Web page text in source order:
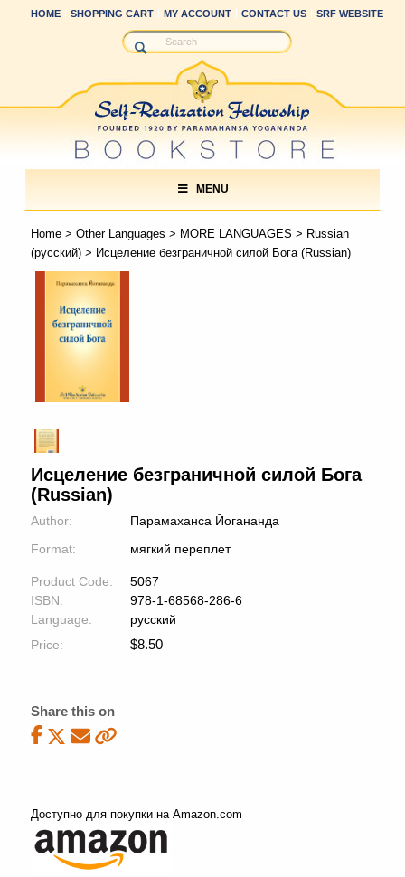
HOME SHOPPING CART MY ACCOUNT CONTACT US SRF WEBSITE
MENU
Home> Other Languages > MORE LANGUAGES > Russian
(русский)> Исцеление безграничной силой Бога (Russian)
Исцеление безграничной силой Бога
(Russian)
Author:
Парамаханса Йогананда
Format:
мягкий переплет
Product Code:
5067
ISBN:
978-1-68568-286-6
Language:
русский
Price:
$8.50
Share this on
Доступно для покупки на Amazon.com